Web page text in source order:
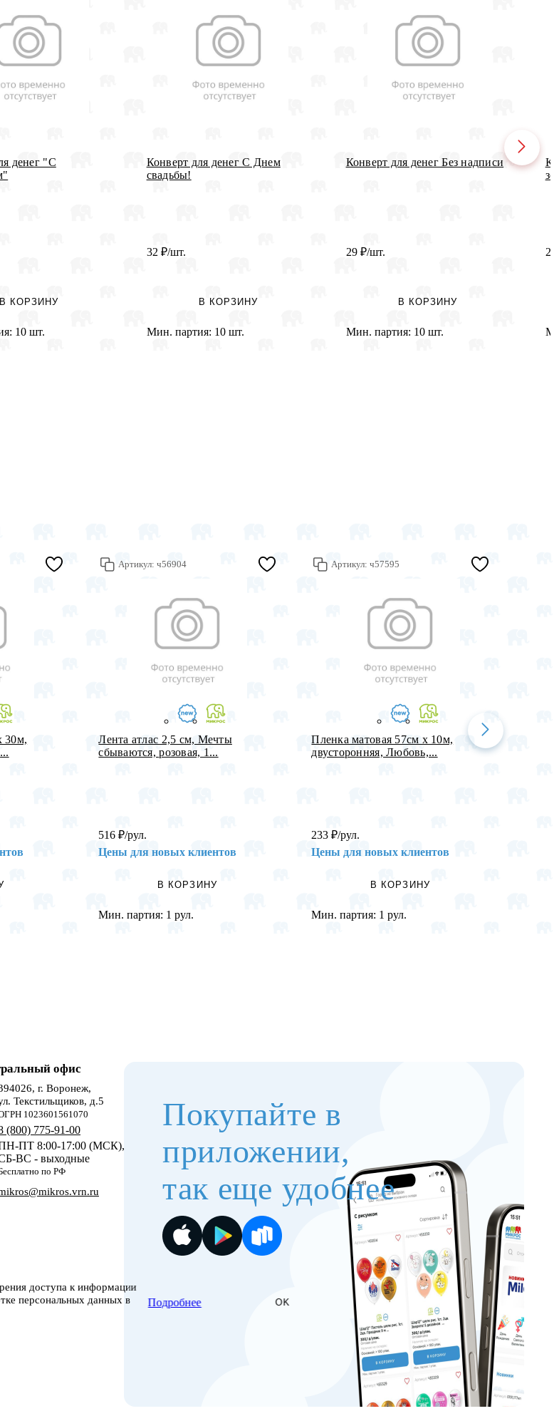
денег "С
В КОРЗИНУ
10 шт.
Конверт для денег С Днем
свадьбы!
32 ₽/шт.
В КОРЗИНУ
Мин. партия: 10 шт.
Конверт для денег Без надписи
29 ₽/шт.
В КОРЗИНУ
Мин. партия: 10 шт.
30м,
Артикул: ч56904
Лента атлас 2,5 см, Мечты
сбываются, розовая, 1...
516₽/рул.
Цены для новых клиентов
В КОРЗИНУ
Мин. партия: 1 рул.
Артикул: ч57595
Пленка матовая 57см х 10м,
двусторонняя, Любовь,...
233₽/рул.
Цены для новых клиентов
В КОРЗИНУ
Мин. партия: 1 рул.
доступа к информации
персональных данных в
Подробнее OK
офис
г. Воронеж,
Текстильщиков, д.5
1023601561070
(800) 775-91-00
ПТ 8:00-17:00 (МСК),
ВС - выходные
по РФ
Покупайте в
приложении,
так еще удобнее